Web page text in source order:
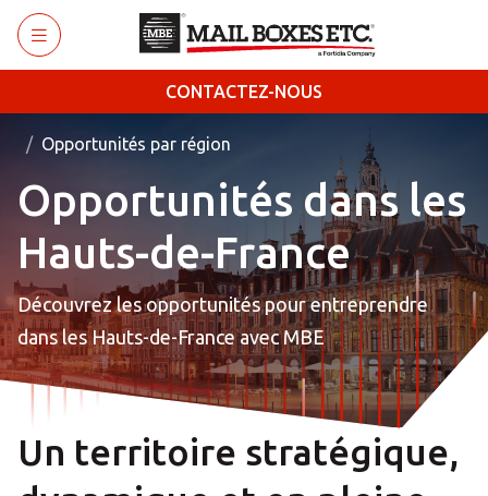
Retourner au menu principal
CONTACTEZ-NOUS
Opportunités par région
Opportunités dans les
Hauts-de-France
Découvrez les opportunités pour entreprendre
dans les Hauts-de-France avec MBE
Un territoire stratégique,